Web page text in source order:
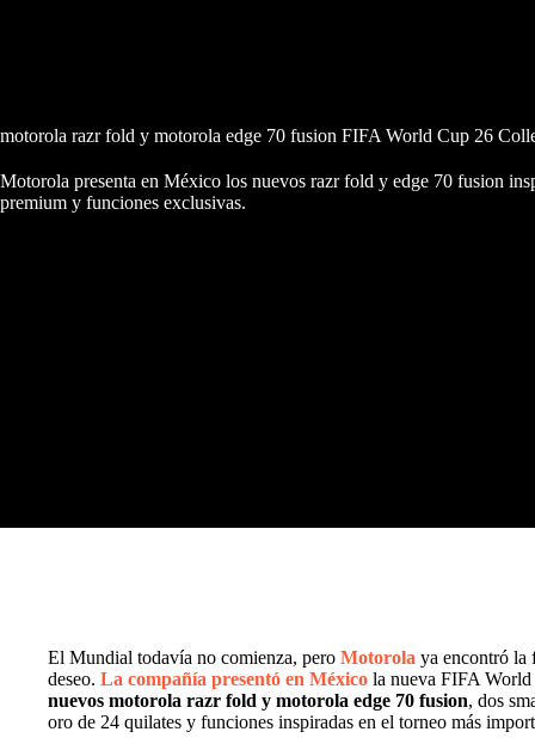
motorola razr fold y motorola edge 70 fusion FIFA World Cup 26
Motorola presenta en México los nuevos razr fold y edge 70 fusion
premium y funciones exclusivas.
El Mundial todavía no comienza, pero Motorola ya encontró la
deseo. La compañía presentó en México la nueva FIFA
nuevos motorola razr fold y motorola edge 70 fusion, dos
oro de 24 quilates y funciones inspiradas en el torneo más